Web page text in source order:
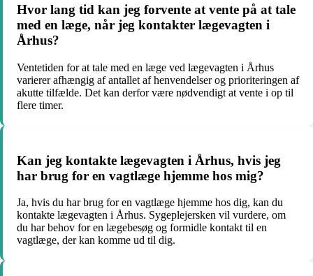
Hvor lang tid kan jeg forvente at vente på at tale
med en læge, når jeg kontakter lægevagten i
Århus?
Ventetiden for at tale med en læge ved lægevagten i Århus
varierer afhængig af antallet af henvendelser og prioriteringen af
akutte tilfælde. Det kan derfor være nødvendigt at vente i op til
flere timer.
Kan jeg kontakte lægevagten i Århus, hvis jeg
har brug for en vagtlæge hjemme hos mig?
Ja, hvis du har brug for en vagtlæge hjemme hos dig, kan du
kontakte lægevagten i Århus. Sygeplejersken vil vurdere, om
du har behov for en lægebesøg og formidle kontakt til en
vagtlæge, der kan komme ud til dig.